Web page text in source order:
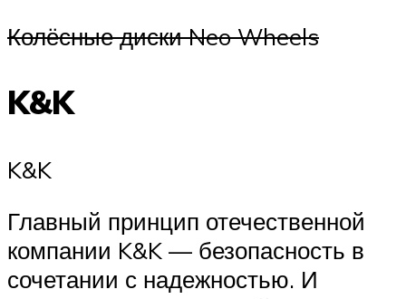
Колёсные диски Neo Wheels
K&K
K&K
Главный принцип отечественной
компании K&K — безопасность в
сочетании с надежностью. И